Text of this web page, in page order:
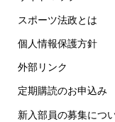
スポーツ法政とは
個人情報保護方針
外部リンク
定期購読のお申込み
新入部員の募集につ